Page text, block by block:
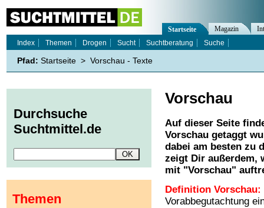
Vorschau
Auf dieser Seite
Vorschau getaggt
dabei am besten zu
zeigt Dir außerdem,
mit "Vorschau"
Definition Vorschau:
Vorabbegutachtung
Startseite Magazin
Index
Themen Drogen Sucht Suchtberatung Suche
Pfad: Startseite > Vorschau - Texte
Durchsuche
Suchtmittel.de
Themen